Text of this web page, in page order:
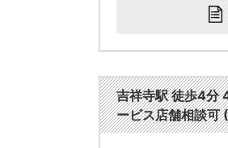
吉祥寺駅 徒歩4分
ービス店舗相談